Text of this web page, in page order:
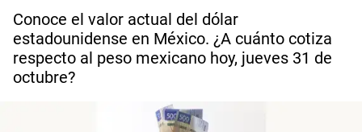
Conoce el valor actual del dólar
estadounidense en México. ¿A cuánto cotiza
respecto al peso mexicano hoy, jueves 31 de
octubre?